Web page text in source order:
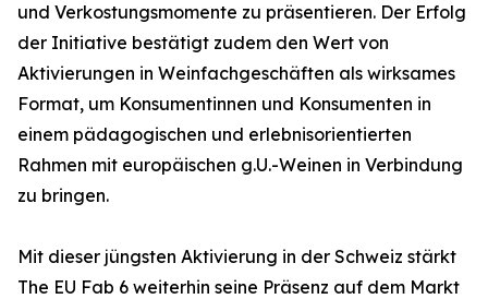
und Verkostungsmomente zu präsentieren. Der Erfolg
der Initiative bestätigt zudem den Wert von
Aktivierungen in Weinfachgeschäften als wirksames
Format, um Konsumentinnen und Konsumenten in
einem pädagogischen und erlebnisorientierten
Rahmen mit europäischen g.U.-Weinen in Verbindung
zu bringen.
Mit dieser jüngsten Aktivierung in der Schweiz stärkt
The EU Fab 6 weiterhin seine Präsenz auf dem Markt